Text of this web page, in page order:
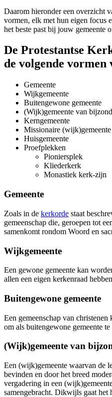
Daarom hieronder een overzicht
vormen, elk met hun eigen focus
het beste past bij jouw gemeente
De Protestantse
de volgende
Gemeente
Wijkgemeente
Buitengewone gemeente
(Wijk)gemeente van
Kerngemeente
Missionaire (wijk)gemeente
Huisgemeente
Proefplekken
Pioniersplek
Kliederkerk
Monastiek kerk-zijn
Gemeente
Zoals in de kerkorde staat
gemeenschap die, geroepen tot
samenkomt rondom Woord en
Wijkgemeente
Een gewone gemeente kan
allen een eigen kerkenraad
Buitengewone gemeente
Een gemeenschap van
om als buitengewone gemeente
(Wijk)gemeente van
Een (wijk)gemeente waarvan de
bevinden en door het breed
vergadering in een
samengebracht. Dikwijls gaat het